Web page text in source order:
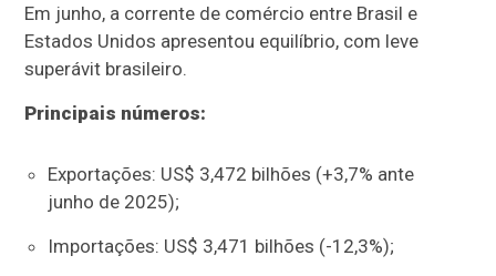
Em junho, a corrente de comércio entre Brasil e
Estados Unidos apresentou equilíbrio, com leve
superávit brasileiro.
Principais números:
Exportações: US$ 3,472 bilhões (+3,7% ante
junho de 2025);
Importações: US$ 3,471 bilhões (-12,3%);